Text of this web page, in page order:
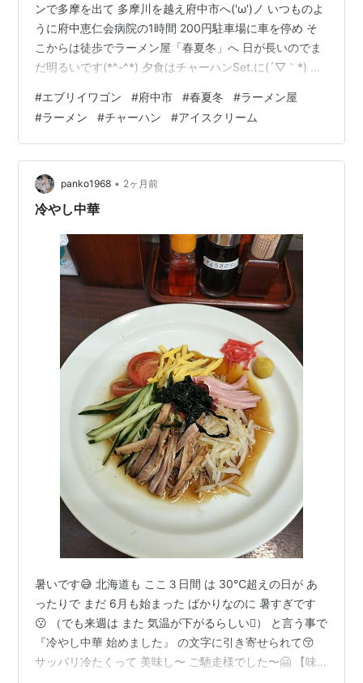
ンで多摩を出て 多摩川を越え府中市へ('ω')ノ いつものよ
うに府中恵仁会病院の1時間 200円駐車場に車を停め そ
こからは徒歩でラーメン屋「春夏冬」へ 日が長いのでま
だ明るいです(*^-^*) 夕食はチャーハンSet.に(´▽｀*) シ
みにこのお店 スープだけではなく妙に納品の「麺」がお
いしいんですよ(*^^)v 帰りは甘いものが食べたくなり 愛
宕のセブンイレブンでアイスを買い そこで食べてから 帰
りました☆彡 今夜は燃えるごみ出しと空き缶・ペットボ
トルリサイクルに行かなきゃ
#エブリイワゴン #府中市 #春夏冬 #ラーメン屋
#ラーメン #チャーハン #アイスクリーム
panko1968 • 2ヶ月前
冷やし中華
暑いです😅 北海道も ここ３日間 は 30℃超えの日が あ
ったりで まだ 6月も始まった ばかりなのに 暑すぎです
😗 （でも来週は また 気温が下がるらしい🫪） と言う事で
『冷やし中華 始めました』 の文字に引き寄せられて😚
サッパリ冷たくって 美味し〜 ご馳走様でした〜🤗 【味